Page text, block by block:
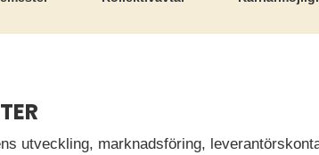
utveckling, marknadsföring,